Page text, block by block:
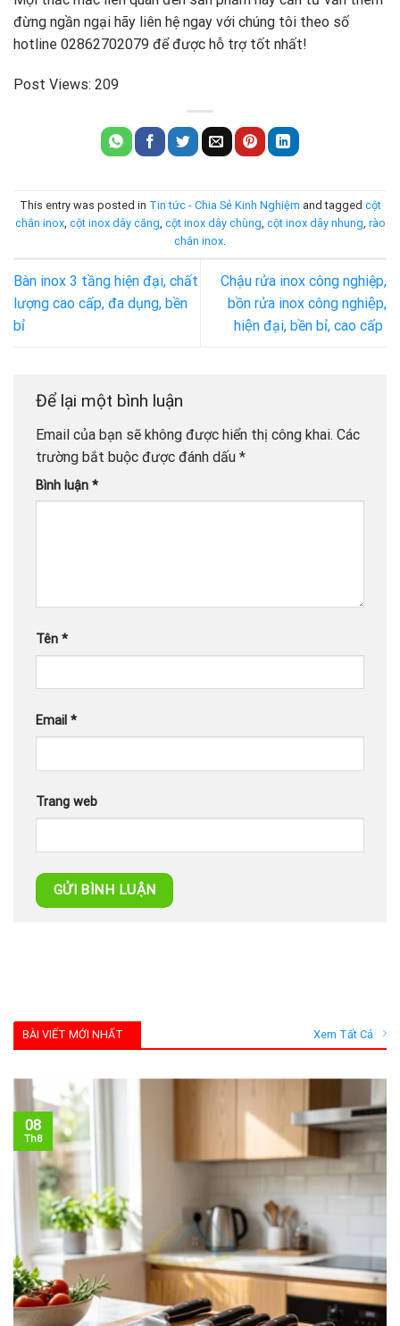
đừng ngần ngại hãy liên hệ ngay với chúng tôi theo số
hotline 02862702079 để được hỗ trợ tốt nhất!
Post Views: 209
This entry was posted in Tin tức - Chia Sẻ Kinh Nghiệm and tagged cột
chắn inox, cột inox dây căng cột inox dây chùng cột inox dây nhung rào
chắn inox
Bàn inox 3 tầng hiện đại, chất
lượng cao cấp, đa dụng, bền
bỉ
Chậu rửa inox công nghiệp,
bồn rửa inox công nghiệp,
hiện đại, bền bỉ, cao cấp
Để lại một bình luận
Email của bạn sẽ không được hiển thị công khai. Các
trường bắt buộc được đánh dấu *
Bình luận *
Tên *
Email *
Trang web
BÀI VIẾT MỚI NHẤT Xem Tất Cả
08
Th8